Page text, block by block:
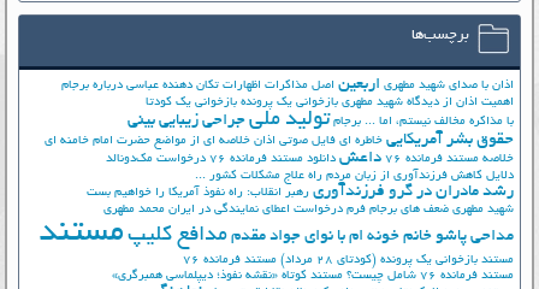
برچسب‌ها
اذان با صدای شهید مطهری اربعین اصل مذاکرات اظهارات تکان دهنده عباسی درباره برجام
اهمیت اذان از دیدگاه شهید مطهری بازخوانی یک پرونده بازخوانی یک کودتا
با مذاکره مخالف نیستم، اما ... برجام تولید ملی جراحی زیبایی بینی
حقوق بشر آمریکایی خاطره ای فایل صوتی اذان خلاصه ای از مواضع حضرت امام خامنه ای
خلاصه مستند فرمانده 76
داعش دانلود مستند فرمانده 76
درخواست مک‌دونالد
دلایل کاهش فرزندآوری از زبان مردم راه علاج مشکلات کشور ...
رشد مادران در گرو فرزندآوری رهبر انقلاب: راه نفوذ آمریکا را خواهیم بست
شهید مطهری ضعف های برجام فرم درخواست اعطای نمایندگی در ایران محمد مطهری
مداحی پاشو خانم خونه ام با نوای جواد مقدم مدافع کلیپ مستند
مستند بازخوانی یک پرونده (کودتای 28 مرداد)
مستند فرمانده 76
مستند فرمانده 76 شامل چیست؟
مستند کوتاه «نقشه نفوذ؛ دیپلماسی همبرگری»